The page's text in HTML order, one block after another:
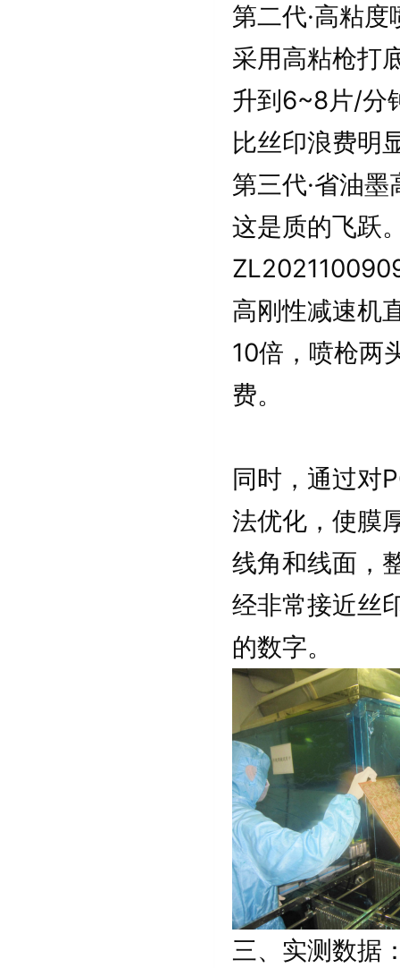
第二代·高粘
采用高粘枪打
升到6~8片/分
比丝印浪费明
第三代·省油
这是质的飞跃
高刚性减速机
10倍，喷枪两
费。
同时，通过对
法优化，使膜
线角和线面，
经非常接近丝
的数字。
三、实测数据